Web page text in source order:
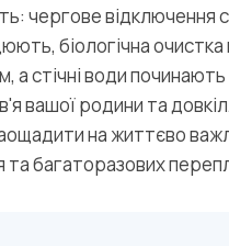
чергове відключення
біологічна очистка
а стічні води починають
вашої родини та
на життєво
та багаторазових